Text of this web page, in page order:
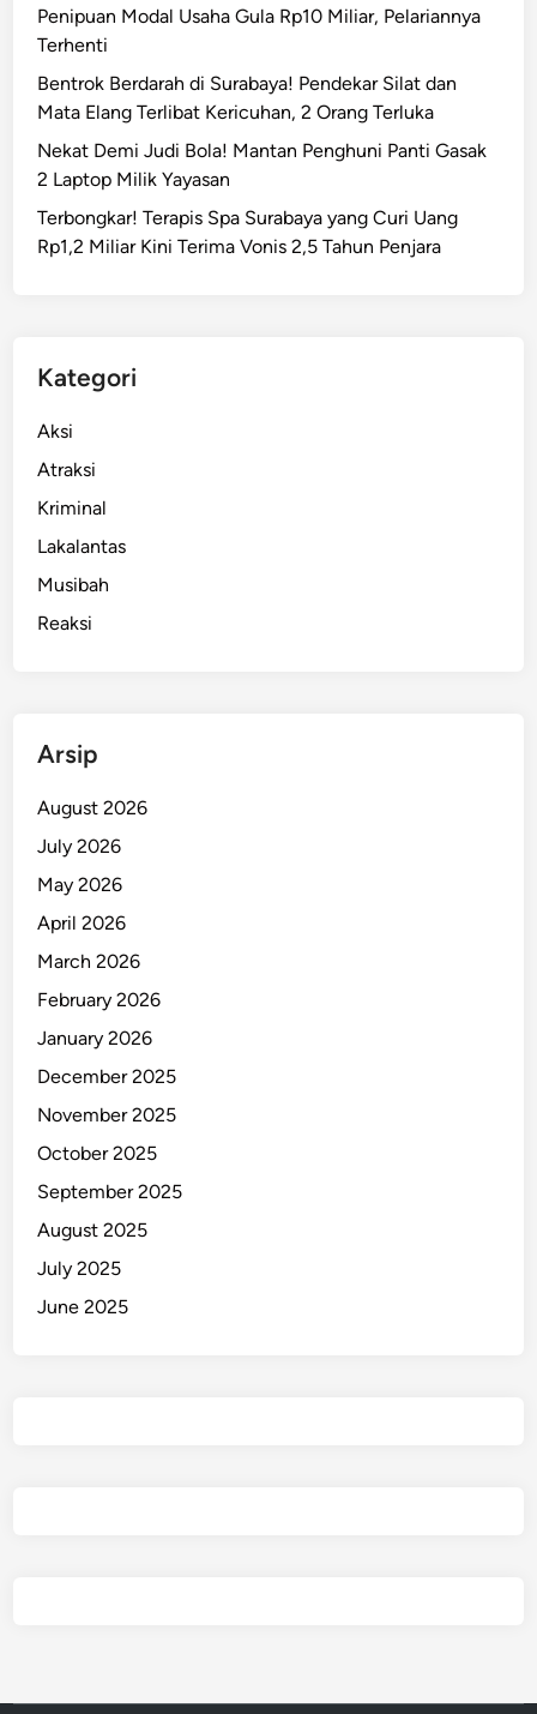
Penipuan Modal Usaha Gula Rp10 Miliar, Pelariannya
Terhenti
Bentrok Berdarah di Surabaya! Pendekar Silat dan
Mata Elang Terlibat Kericuhan, 2 Orang Terluka
Nekat Demi Judi Bola! Mantan Penghuni Panti Gasak
2 Laptop Milik Yayasan
Terbongkar! Terapis Spa Surabaya yang Curi Uang
Rp1,2 Miliar Kini Terima Vonis 2,5 Tahun Penjara
Kategori
Aksi
Atraksi
Kriminal
Lakalantas
Musibah
Reaksi
Arsip
August 2026
July 2026
May 2026
April 2026
March 2026
February 2026
January 2026
December 2025
November 2025
October 2025
September 2025
August 2025
July 2025
June 2025